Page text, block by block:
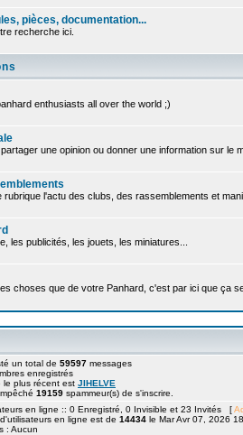
pièces, documentation...
recherche ici.
enthusiasts all over the world ;)
une opinion ou donner une information sur le
rubrique l'actu des clubs, des rassemblements et
les publicités, les jouets, les miniatures...
choses que de votre Panhard, c'est par ici que ça
un total de 59597 messages
enregistrés
le plus récent est JIHELVE
19159 spammeur(s) de s'inscrire.
en ligne :: 0 Enregistré, 0 Invisible et 23 Invités [
en ligne est de 14434 le Mar Avr 07, 2026
: Aucun